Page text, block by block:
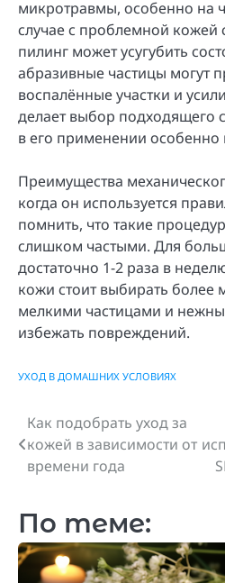
микротравмы, особенно на
случае с проблемной кожей
пилинг может усугубить
абразивные частицы могут
воспалённые участки и
делает выбор подходящего
в его применении
Преимущества
когда он используется
помнить, что такие
слишком частыми. Для
достаточно 1-2 раза в
кожи стоит выбирать более
мелкими частицами и
избежать повреждений.
УХОД В ДОМАШНИХ УСЛОВИЯХ
Навигация
по
Как подобрать уход за
кожей в зависимости от
времени года
По теме: